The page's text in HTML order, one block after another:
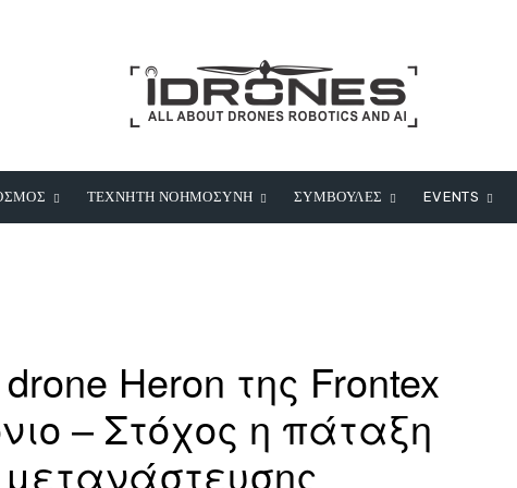
ΤΕΧΝΗΤΗ ΝΟΗΜΟΣΥΝΗ ΣΥΜΒΟΥΛΕΣ EVENTS
Heron της Frontex
– Στόχος η πάταξη